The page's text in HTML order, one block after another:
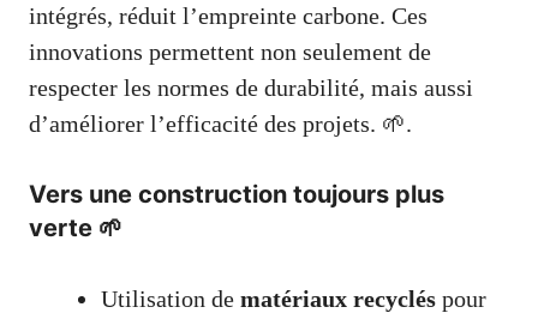
intégrés, réduit l’empreinte carbone. Ces
innovations permettent non seulement de
respecter les normes de durabilité, mais aussi
d’améliorer l’efficacité des projets. 🌱.
Vers une construction toujours plus
verte 🌱
Utilisation de matériaux recyclés pour